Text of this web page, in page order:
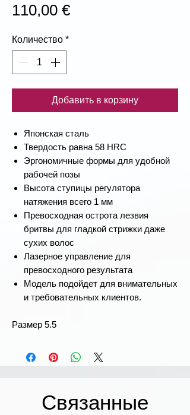
110,00 €Цена
Количество *
Добавить в корзину
Японская сталь
Твердость равна 58 HRC
Эргономичные формы для удобной
рабочей позы
Высота ступицы регулятора
натяжения всего 1 мм
Превосходная острота лезвия
бритвы для гладкой стрижки даже
сухих волос
Лазерное управление для
превосходного результата
Модель подойдет для внимательных
и требовательных клиентов.
Размер 5.5
Связанные